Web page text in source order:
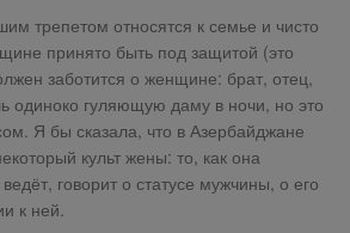
трепетом относятся к семье и чисто
принято быть под защитой (это
заботится о женщине: брат, отец,
одиноко гуляющую даму в ночи, но это
Я бы сказала, что в Азербайджане
культ жены: то, как она
говорит о статусе мужчины, о его
к ней.